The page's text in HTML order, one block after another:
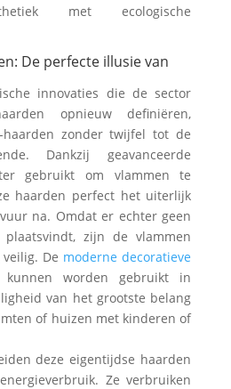
met ecologische
De perfecte illusie van
innovaties die de sector
opnieuw definiëren,
haarden zonder twijfel tot de
Dankzij geavanceerde
gebruikt om vlammen te
haarden perfect het uiterlijk
na. Omdat er echter geen
zijn de vlammen
De moderne decoratieve
kunnen worden gebruikt in
van het grootste belang
of huizen met kinderen of
deze eigentijdse haarden
Ze verbruiken